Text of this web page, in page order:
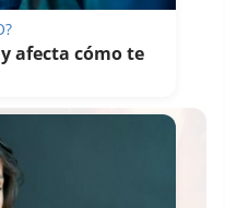
se unan con los
recogiendo
afecta cómo te